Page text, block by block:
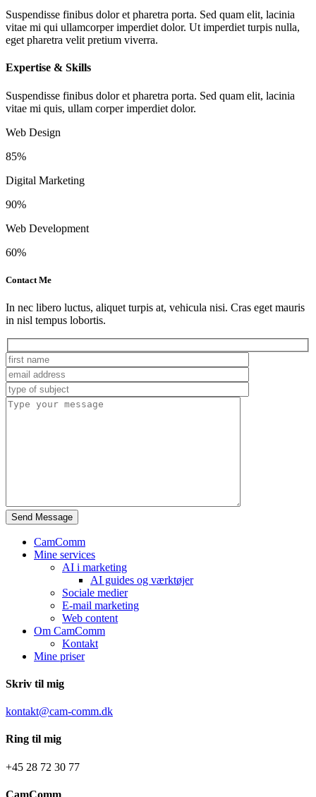
Suspendisse finibus dolor et pharetra porta. Sed quam elit, lacinia
vitae mi qui ullamcorper imperdiet dolor. Ut imperdiet turpis nulla,
eget pharetra velit pretium viverra.
Expertise & Skills
Suspendisse finibus dolor et pharetra porta. Sed quam elit, lacinia
vitae mi quis, ullam corper imperdiet dolor.
Web Design
85%
Digital Marketing
90%
Web Development
60%
Contact Me
In nec libero luctus, aliquet turpis at, vehicula nisi. Cras eget mauris
in nisl tempus lobortis.
Send Message
CamComm
Mine services
AI i marketing
AI guides og værktøjer
Sociale medier
E-mail marketing
Web content
Om CamComm
Kontakt
Mine priser
Skriv til mig
kontakt@cam-comm.dk
Ring til mig
+45 28 72 30 77
CamComm